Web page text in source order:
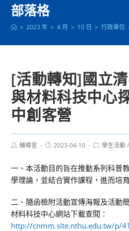
部落格
> 2023 年 > 4 月 > 10 日 > 行政單位
[活動轉知]國立
與材料科技中心
中創客營
Post輔導室
Post2023-04-10
Post學生活動 /
一、本活動目的旨在推動系列科普
學理論，並結合實作課程，進而培
二、隨函檢附活動宣傳海報及活動
材料科技中心網站下載查閱：
http://cnmm.site.nthu.edu.tw/p/